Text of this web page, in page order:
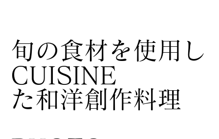
CUISINE
​旬の食材を使用し
た和洋創作料理